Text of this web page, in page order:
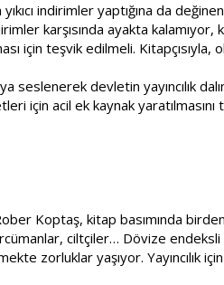
yıkıcı indirimler yaptığına da
karşısında ayakta
için teşvik edilmeli. Kitapçısıyla,
devletin yayıncılık
için acil ek kaynak
Koptaş, kitap basımında
ciltçiler… Dövize endeksli
zorluklar yaşıyor. Yayıncılık